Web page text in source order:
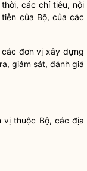
các chỉ tiêu, nội
của Bộ, của các
đơn vị xây dựng
giám sát, đánh giá
vị thuộc Bộ, các địa